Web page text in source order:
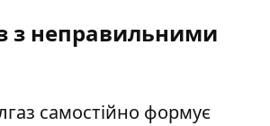
з неправильними
самостійно формує